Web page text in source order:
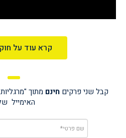
קרא עוד על
קבל שני פרקים חינם מתוך
האימייל